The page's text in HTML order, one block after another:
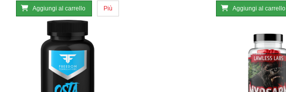
Aggiungi al carrello Più Aggiungi al carrello